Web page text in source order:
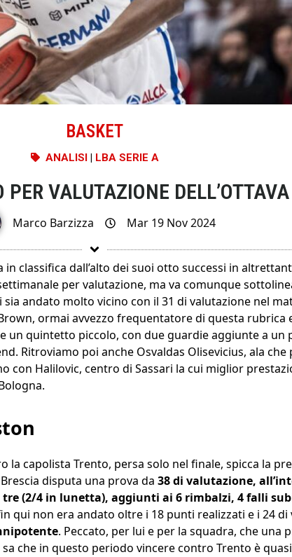
BASKET
ANALISI| LBA SERIE A
VALUTAZIONE
Marco Barzizza Mar 19 Nov 2024
classifica dall’alto dei suoi otto successi in
per valutazione, ma va comunque
andato molto vicino con il 31 di valutazione nel
ormai avvezzo frequentatore di questa rubrica
un quintetto piccolo, con due guardie aggiunte a un
Ritroviamo poi anche Osvaldas Olisevicius, ala che
con Halilovic, centro di Sassari la cui miglior
la capolista Trento, persa solo nel finale, spicca la
disputa una prova da 38 di valutazione,
tre (2/4 in lunetta), aggiunti ai 6 rimbalzi, 4 falli
qui non era andato oltre i 18 punti realizzati e i 24 di
. Peccato, per lui e per la squadra, che una
che in questo periodo vincere contro Trento è